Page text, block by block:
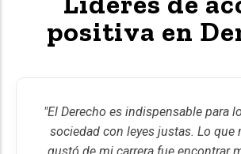
positiva en
"El Derecho es indispensable para
sociedad con leyes justas. Lo que